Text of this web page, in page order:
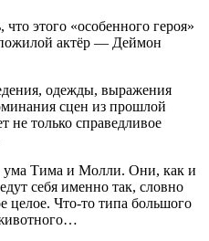
этого «особенного героя»
пожилой актёр — Деймон
одежды, выражения
сцен из прошлой
только справедливое
ума Тима и Молли. Они, как и
себя именно так, словно
целое. Что-то типа большого